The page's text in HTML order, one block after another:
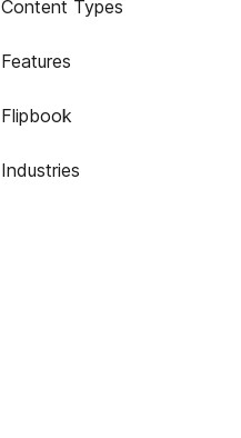
Content Types
Features
Flipbook
Industries